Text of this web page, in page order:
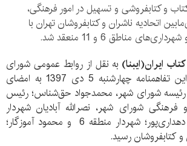
و کتابفروشی و تسهیل در امور فرهنگی،
اتحادیه ناشران و کتابفروشان تهران با
مناطق 6 و 11 منعقد شد.
ایران‌(ایبنا) به نقل از روابط عمومی شورای
اسلامی شهر تهران، این تفاهمنامه‌ چهارشنبه 5 دی 1397 به امضای
رئیسه شورای شهر، محمد‌جواد حق‌شناس؛ رئیس
شورای شهر، نصرالله آبادیان شهردار
منطقة 11، محمد‌رضا دهداری‌پور؛ شهردار منطقه 6 و محمود آموزگار؛
کتابفروشان رسید.